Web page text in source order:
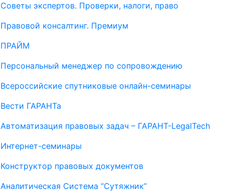
Советы экспертов. Проверки, налоги, право
Правовой консалтинг. Премиум
ПРАЙМ
Персональный менеджер по сопровождению
Всероссийские спутниковые онлайн-семинары
Вести ГАРАНТа
Автоматизация правовых задач – ГАРАНТ-LegalTech
Интернет-семинары
Конструктор правовых документов
Аналитическая Система “Сутяжник”